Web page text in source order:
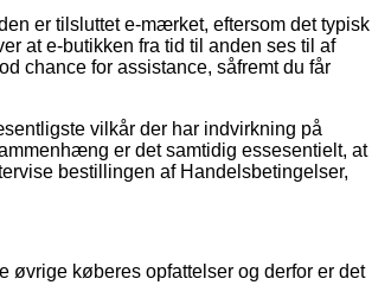
er tilsluttet e-mærket, eftersom det typisk
at e-butikken fra tid til anden ses til af
chance for assistance, såfremt du får
vilkår der har indvirkning på
er det samtidig essesentielt, at
bestillingen af Handelsbetingelser,
køberes opfattelser og derfor er det